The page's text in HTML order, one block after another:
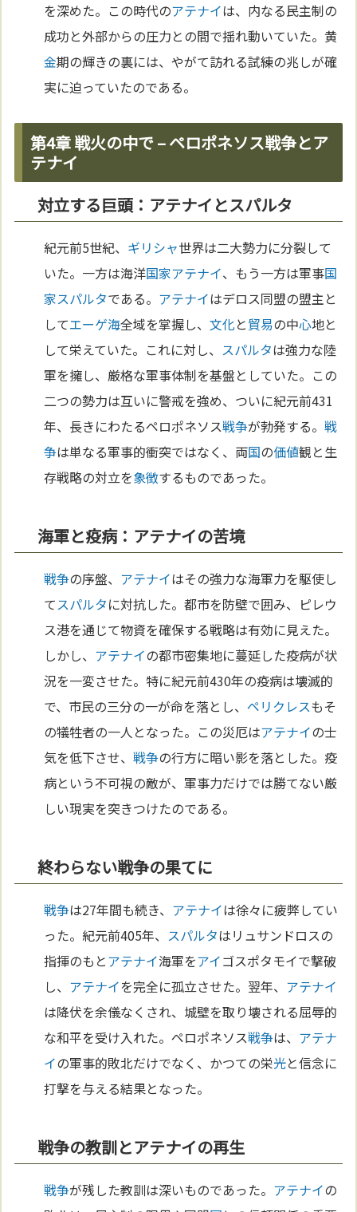
を深めた。この時代のアテナイは、内なる民主制の
成功と外部からの圧力との間で揺れ動いていた。黄
金期の輝きの裏には、やがて訪れる試練の兆しが確
実に迫っていたのである。
第4章 戦火の中で – ペロポネソス戦争とア
テナイ
対立する巨頭：アテナイとスパルタ
紀元前5世紀、 ギリシャ世界は二大勢力に分裂して
いた。一方は海洋国家アテナイ、もう一方は軍事国
家スパルタである。 アテナイはデロス同盟の盟主と
してエーゲ海全域を掌握し、文化と貿易の中心地と
して栄えていた。これに対し、 スパルタは強力な陸
軍を擁し、厳格な軍事体制を基盤としていた。この
二つの勢力は互いに警戒を強め、ついに紀元前431
年、長きにわたるペロポネソス戦争が勃発する。戦
争は単なる軍事的衝突ではなく、両国の価値観と生
存戦略の対立を象徴するものであった。
海軍と疫病：アテナイの苦境
戦争の序盤、 アテナイはその強力な海軍力を駆使し
てスパルタに対抗した。都市を防壁で囲み、ピレウ
ス港を通じて物資を確保する戦略は有効に見えた。
しかし、 アテナイの都市密集地に蔓延した疫病が状
況を一変させた。特に紀元前430年の疫病は壊滅的
で、市民の三分の一が命を落とし、ペリクレスもそ
の犠牲者の一人となった。この災厄はアテナイの士
気を低下させ、戦争の行方に暗い影を落とした。疫
病という不可視の敵が、軍事力だけでは勝てない厳
しい現実を突きつけたのである。
終わらない戦争の果てに
戦争は27年間も続き、 アテナイは徐々に疲弊してい
った。紀元前405年、 スパルタはリュサンドロスの
指揮のもとアテナイ海軍をアイゴスポタモイで撃破
し、 アテナイを完全に孤立させた。翌年、 アテナイ
は降伏を余儀なくされ、城壁を取り壊される屈辱的
な和平を受け入れた。ペロポネソス戦争は、 アテナ
イの軍事的敗北だけでなく、かつての栄光と信念に
打撃を与える結果となった。
戦争の教訓とアテナイの再生
戦争が残した教訓は深いものであった。 アテナイの